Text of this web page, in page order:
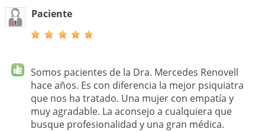
Paciente
Somos pacientes de la Dra. Mercedes Renovell
hace años. Es con diferencia la mejor psiquiatra
que nos ha tratado. Una mujer con empatía y
muy agradable. La aconsejo a cualquiera que
busque profesionalidad y una gran médica.